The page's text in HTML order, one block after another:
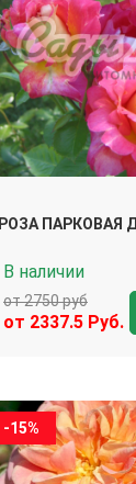
РОЗА ПАРКОВАЯ
В наличии
от 2750 руб
от 2337.5 Руб.
-15%